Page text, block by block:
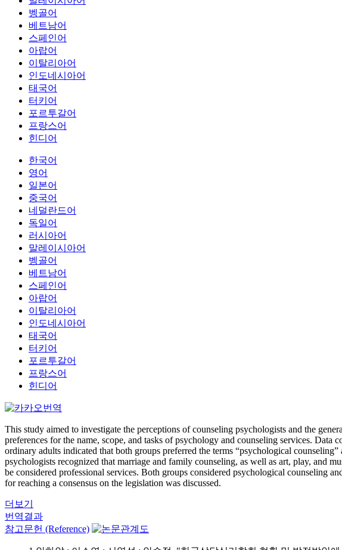
벵골어
베트남어
스페인어
아랍어
이탈리아어
인도네시아어
태국어
터키어
포르투갈어
프랑스어
힌디어
한국어
영어
일본어
중국어
네덜란드어
독일어
러시아어
말레이시아어
벵골어
베트남어
스페인어
아랍어
이탈리아어
인도네시아어
태국어
터키어
포르투갈어
프랑스어
힌디어
This study aimed to investigate the perceptions of counseling psychologists and the
preferences for the name, scope, and tasks of psychology and counseling services.
ordinary adults indicated that both groups preferred the terms “psychological
psychologists recognized that marriage and family counseling, as well as art, play, and
be considered professional services. Both groups considered psychological counseling
for reaching a consensus on the legislation was discussed.
더보기
번역결과
참고문헌 (Reference)